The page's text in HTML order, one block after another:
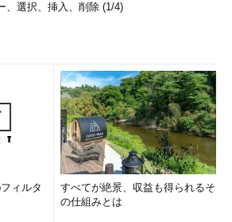
、選択、挿入、削除 (1/4)
ィルタ
すべてが絶景、収益も得られるそ
の仕組みとは